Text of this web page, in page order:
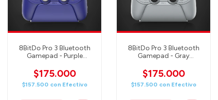
8BitDo Pro 3 Bluetooth
Gamepad - Purple
$175.000
$157.500 con Efectivo
8BitDo Pro 3 Bluetooth
Gamepad - Gray
$175.000
$157.500 con Efectivo